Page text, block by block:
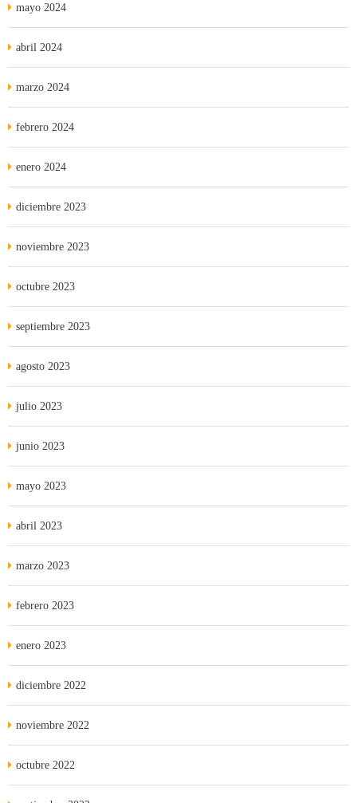
mayo 2024
abril 2024
marzo 2024
febrero 2024
enero 2024
diciembre 2023
noviembre 2023
octubre 2023
septiembre 2023
agosto 2023
julio 2023
junio 2023
mayo 2023
abril 2023
marzo 2023
febrero 2023
enero 2023
diciembre 2022
noviembre 2022
octubre 2022